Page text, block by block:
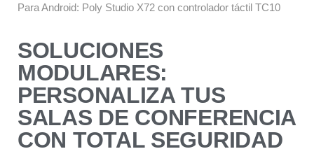
Para Android: Poly Studio X72 con controlador táctil TC10
SOLUCIONES
MODULARES:
PERSONALIZA TUS
SALAS DE CONFERENCIA
CON TOTAL SEGURIDAD